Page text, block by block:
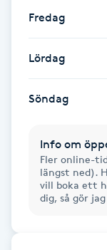
Gelenaglar
Gellack med
Gravidmassage
Gravidyoga
Gruppträning
Fredag
Lördag
Söndag
Info om
Fler online-
längst ned).
vill boka ett
dig, så gör